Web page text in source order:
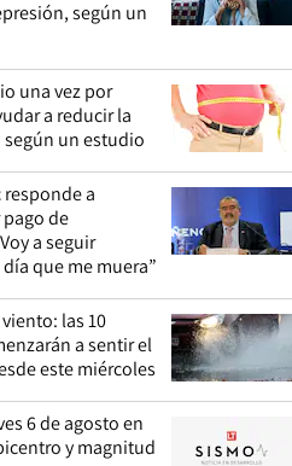
según un
una vez por
a reducir la
un estudio
a
de
a seguir
que me muera”
las 10
a sentir el
este miércoles
6 de agosto en
y magnitud